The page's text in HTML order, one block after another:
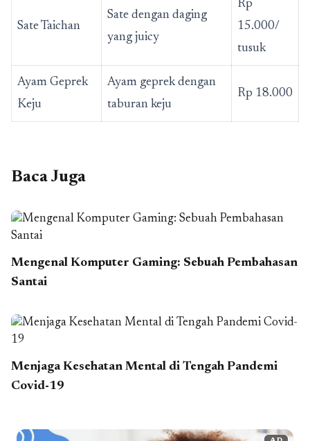
Sate Taichan
Sate dengan daging
yang juicy
Rp
15.000/
tusuk
Ayam Geprek
Keju
Ayam geprek dengan
taburan keju
Rp 18.000
Baca Juga
Mengenal Komputer Gaming: Sebuah Pembahasan
Santai
Menjaga Kesehatan Mental di Tengah Pandemi
Covid-19